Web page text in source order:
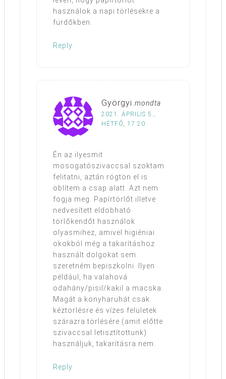
használok a napi törlésekre a
fürdőkben.
Reply
Györgyi mondta
2021. ÁPRILIS 5.,
HÉTFŐ, 17:20
Én az ilyesmit
mosogatószivaccsal szoktam
felitatni, aztán rögtön el is
öblítem a csap alatt. Azt nem
fogja meg. Papírtörlőt illetve
nedvesített eldobható
törlőkendőt használok
olyasmihez, amivel higiéniai
okokból még a takarításhoz
használt dolgokat sem
szeretném bepiszkolni. Ilyen
például, ha valahová
odahány/pisil/kakil a macska.
Magát a konyharuhát csak
kéztörlésre és vízes felületek
szárazra törlésére (amit előtte
szivaccsal letisztítottunk)
használjuk, takarításra nem.
Reply